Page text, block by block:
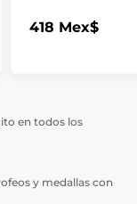
418 Mex$
en todos los
y medallas con